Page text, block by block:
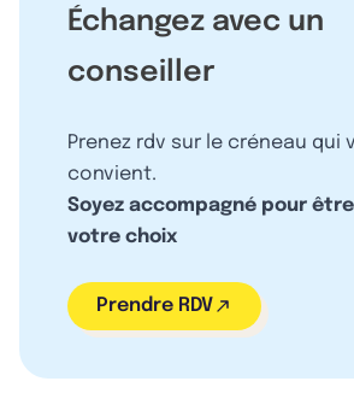
Échangez avec un
conseiller
Prenez rdv sur le créneau qui
convient.
Soyez accompagné pour
votre choix
Prendre RDV